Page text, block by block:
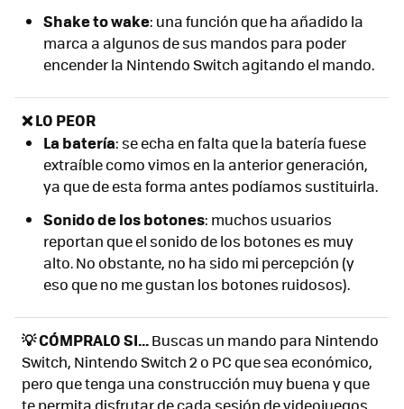
Shake to wake: una función que ha añadido la
marca a algunos de sus mandos para poder
encender la Nintendo Switch agitando el mando.
❌ LO PEOR
La batería: se echa en falta que la batería fuese
extraíble como vimos en la anterior generación,
ya que de esta forma antes podíamos sustituirla.
Sonido de los botones: muchos usuarios
reportan que el sonido de los botones es muy
alto. No obstante, no ha sido mi percepción (y
eso que no me gustan los botones ruidosos).
💡 CÓMPRALO SI...Buscas un mando para Nintendo
Switch, Nintendo Switch 2 o PC que sea económico,
pero que tenga una construcción muy buena y que